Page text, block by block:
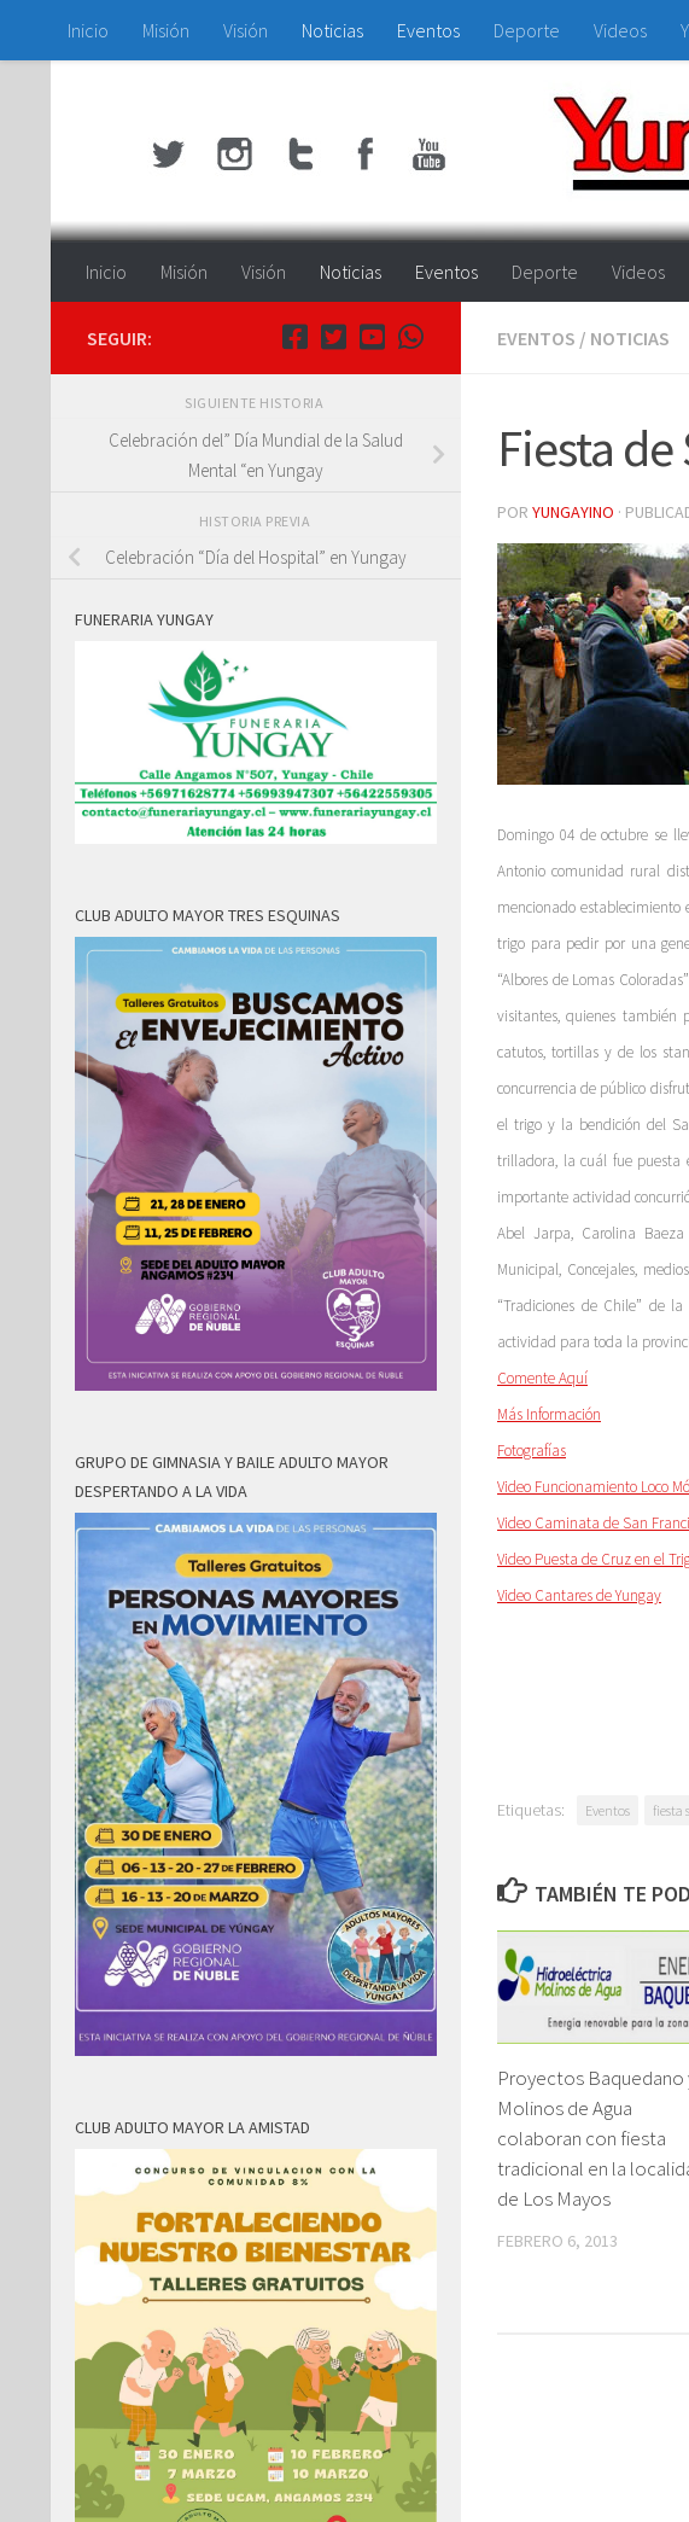
Saltar al contenido
Inicio Misión Visión Noticias Eventos Deporte Videos
Inicio Misión Visión Noticias Eventos Deporte Videos
EVENTOS / NOTICIAS
Fiesta
POR YUNGAYINO ·
Domingo 04 de octubre se
Antonio comunidad rural
mencionado establecimiento
trigo para pedir por una
“Albores de Lomas
visitantes, quienes también
catutos, tortillas y de los
concurrencia de público
el trigo y la bendición del
trilladora, la cuál fue puesta
importante actividad
Abel Jarpa, Carolina
Municipal, Concejales,
“Tradiciones de Chile” de
actividad para toda la
Comente Aquí
Más Información
Fotografías
Video Funcionamiento Loco
Video Caminata de San
Video Puesta de Cruz en el
Video Cantares de Yungay
Etiquetas: Eventos fiesta
TAMBIÉN TE
Proyectos Baquedano
Molinos de Agua
colaboran con fiesta
tradicional en la
de Los Mayos
FEBRERO 6, 2013
SEGUIR:
SIGUIENTE HISTORIA
Celebración del” Día Mundial de la Salud
Mental “en Yungay
HISTORIA PREVIA
Celebración “Día del Hospital” en Yungay
FUNERARIA YUNGAY
CLUB ADULTO MAYOR TRES ESQUINAS
GRUPO DE GIMNASIA Y BAILE ADULTO MAYOR
DESPERTANDO A LA VIDA
CLUB ADULTO MAYOR LA AMISTAD